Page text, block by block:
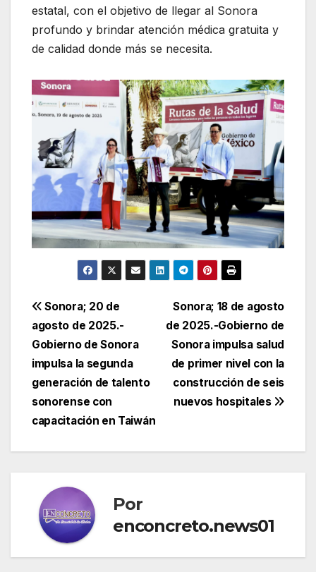
estatal, con el objetivo de llegar al Sonora
profundo y brindar atención médica gratuita y
de calidad donde más se necesita.
Navegación
de
entradas
Sonora; 18 de agosto
de 2025.-Gobierno de
Sonora impulsa salud
de primer nivel con la
construcción de seis
nuevos hospitales
Sonora; 20 de
agosto de 2025.-
Gobierno de Sonora
impulsa la segunda
generación de talento
sonorense con
capacitación en Taiwán
Por
enconcreto.news01